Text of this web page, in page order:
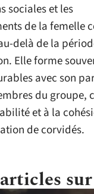
sociales et les
de la femelle
delà de la
Elle forme
avec son
du groupe,
et à la
de corvidés.